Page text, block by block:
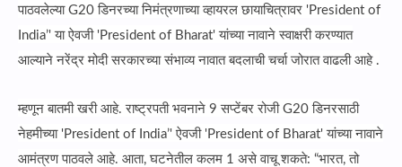
पाठवलेल्या G20 डिनरच्या निमंत्रणाच्या व्हायरल छायाचित्रावर 'President of
India’' या ऐवजी 'President of Bharat' यांच्या नावाने स्वाक्षरी करण्यात
आल्याने नरेंद्र मोदी सरकारच्या संभाव्य नावात बदलाची चर्चा जोरात वाढली आहे .
म्हणून बातमी खरी आहे. राष्ट्रपती भवनाने 9 सप्टेंबर रोजी G20 डिनरसाठी
नेहमीच्या 'President of India’' ऐवजी 'President of Bharat' यांच्या नावाने
आमंत्रण पाठवले आहे. आता, घटनेतील कलम 1 असे वाचू शकते: “भारत, तो